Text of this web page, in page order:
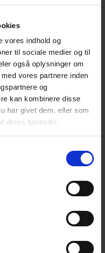
vores indhold og
til sociale medier og til
også oplysninger om
vores partnere inden
og
kan kombinere disse
har givet dem, eller som
deres tjenester.
forhold for
tilbyder vi bl.a.
Kig efter FSC®-
sortiment.
kvalitet med det
på op til 25 år.